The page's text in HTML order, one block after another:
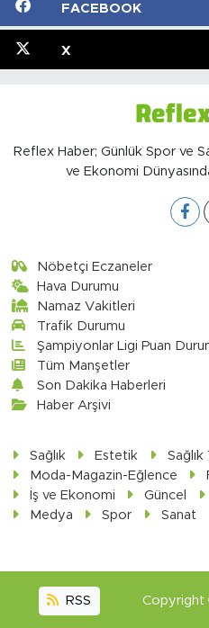
FACEBOOK
X
Reflex Haber; Günlük Spor ve
ve Ekonomi
Nöbetçi Eczaneler
Hava Durumu
Namaz Vakitleri
Trafik Durumu
Şampiyonlar Ligi Puan
Tüm Manşetler
Son Dakika Haberleri
Haber Arşivi
Sağlık Estetik
Moda-Magazin-Eğlence
İş ve Ekonomi
Güncel
Medya
Spor Sanat
RSS Copyright